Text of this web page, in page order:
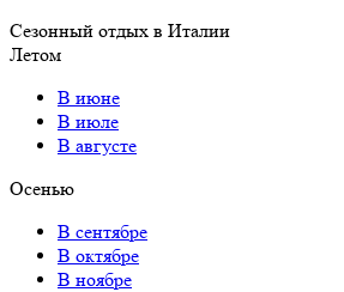
Сезонный отдых в Италии
Летом
В июне
В июле
В августе
Осенью
В сентябре
В октябре
В ноябре